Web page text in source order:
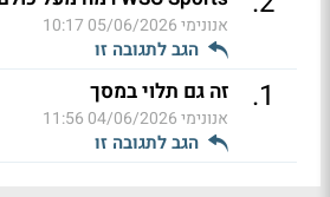
אנונימי05/06/2026 10:17
הגב לתגובה זו
1
. זה גם תלוי במסך
אנונימי04/06/2026 11:56
הגב לתגובה זו